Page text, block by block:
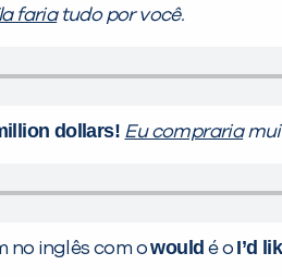
fariatudo por você.
dollars! Eu compraria
no inglês com owould é o I’d